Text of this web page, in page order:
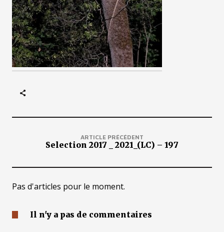
ARTICLE PRÉCÉDENT
Selection 2017 _ 2021_(LC) – 197
Pas d'articles pour le moment.
Il n'y a pas de commentaires